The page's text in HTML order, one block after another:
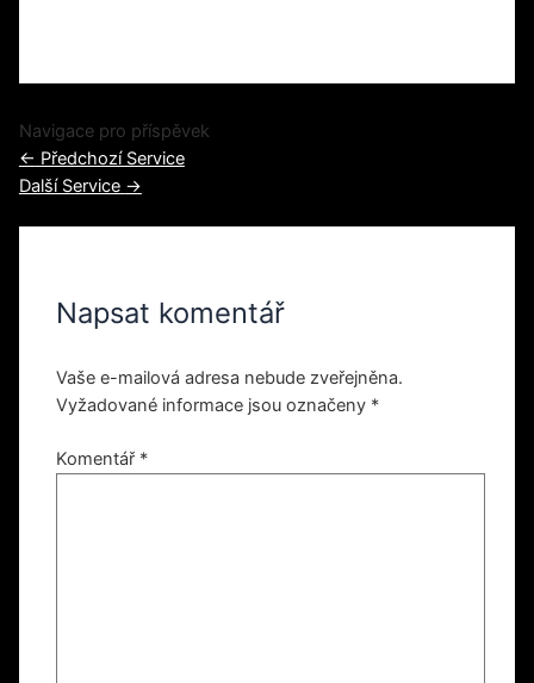
Navigace pro příspěvek
← Předchozí Service
Další Service →
Napsat komentář
Vaše e-mailová adresa nebude zveřejněna.
Vyžadované informace jsou označeny *
Komentář *